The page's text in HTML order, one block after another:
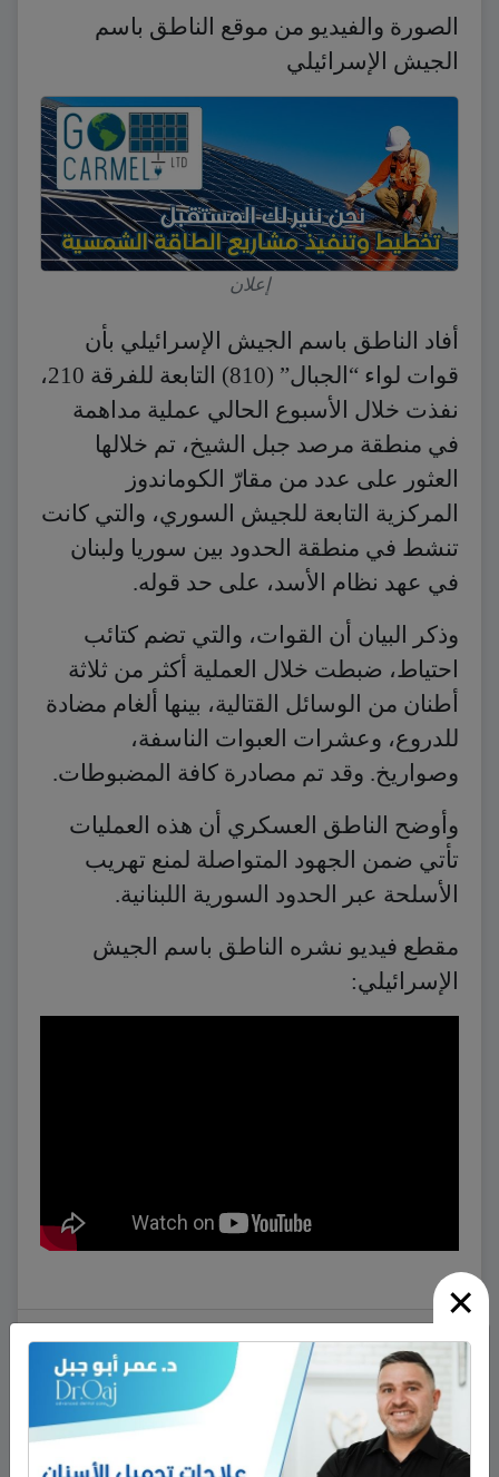
×
الصورة والفيديو من موقع الناطق باسم
الجيش الإسرائيلي
إعلان
أفاد الناطق باسم الجيش الإسرائيلي بأن
قوات لواء “الجبال” (810) التابعة للفرقة 210،
نفذت خلال الأسبوع الحالي عملية مداهمة
في منطقة مرصد جبل الشيخ، تم خلالها
العثور على عدد من مقارّ الكوماندوز
المركزية التابعة للجيش السوري، والتي كانت
تنشط في منطقة الحدود بين سوريا ولبنان
في عهد نظام الأسد، على حد قوله.
وذكر البيان أن القوات، والتي تضم كتائب
احتياط، ضبطت خلال العملية أكثر من ثلاثة
أطنان من الوسائل القتالية، بينها ألغام مضادة
للدروع، وعشرات العبوات الناسفة،
وصواريخ. وقد تم مصادرة كافة المضبوطات.
وأوضح الناطق العسكري أن هذه العمليات
تأتي ضمن الجهود المتواصلة لمنع تهريب
الأسلحة عبر الحدود السورية اللبنانية.
مقطع فيديو نشره الناطق باسم الجيش
الإسرائيلي: